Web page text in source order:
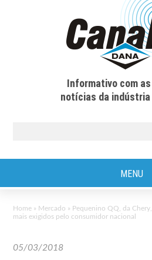
Informativo com
notícias da
MENU
Home » Mercado » Pequenino QQ, da
mais exigidos pelo consumidor nacional
05/03/2018